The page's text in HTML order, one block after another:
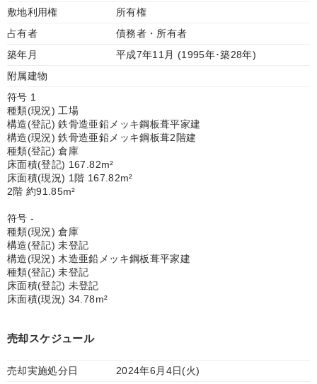
敷地利用権
所有権
占有者
債務者・所有者
築年月
平成7年11月 (1995年･築28年)
附属建物
符号 1
種類(現況) 工場
構造(登記) 鉄骨造亜鉛メッキ鋼板葺平家建
構造(現況) 鉄骨造亜鉛メッキ鋼板葺2階建
種類(登記) 倉庫
床面積(登記) 167.82m²
床面積(現況) 1階 167.82m²
2階 約91.85m²
符号 -
種類(現況) 倉庫
構造(登記) 未登記
構造(現況) 木造亜鉛メッキ鋼板葺平家建
種類(登記) 未登記
床面積(登記) 未登記
床面積(現況) 34.78m²
売却スケジュール
売却実施処分日 2024年6月4日(火)